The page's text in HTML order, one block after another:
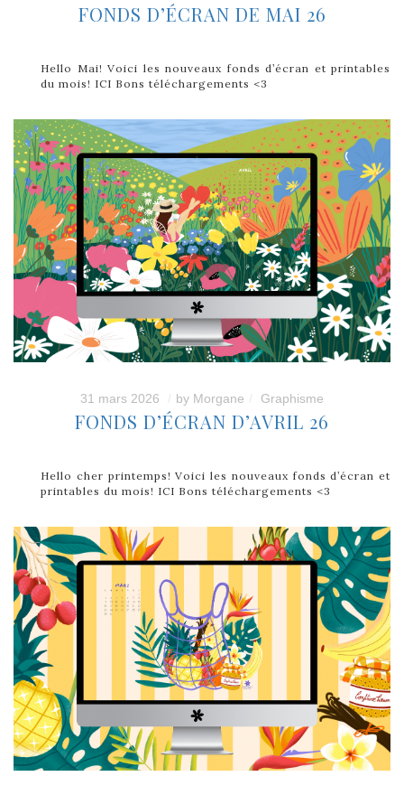
FONDS D’ÉCRAN DE MAI 26
Hello Mai! Voici les nouveaux fonds d’écran et printables
du mois! ICI Bons téléchargements <3
31 mars 2026 by Morgane Graphisme
FONDS D’ÉCRAN D’AVRIL 26
Hello cher printemps! Voici les nouveaux fonds d’écran et
printables du mois! ICI Bons téléchargements <3